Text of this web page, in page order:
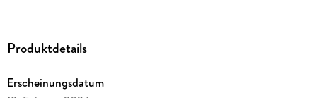
Juristin. Trotz der Entfernung verlieren sie nie den Kontakt,
schicksalhaften Verbindung vielleicht doch nicht füreinander
Produktdetails
Erscheinungsdatum